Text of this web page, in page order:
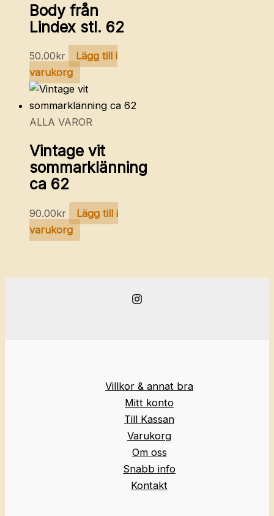
Body från
Lindex stl. 62
50.00kr
Lägg till i
varukorg
ALLA VAROR
Vintage vit
sommarklänning
ca 62
90.00kr
Lägg till i
varukorg
Villkor & annat bra
Mitt konto
Till Kassan
Varukorg
Om oss
Snabb info
Kontakt